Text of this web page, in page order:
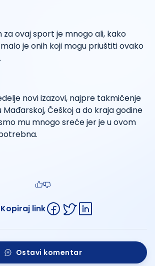
za ovaj sport je mnogo ali, kako
je onih koji mogu priuštiti ovako
novi izazovi, najpre takmičenje
Mađarskoj, Češkoj a do kraja godine
smo mu mnogo sreće jer je u ovom
Kopiraj link
Ostavi komentar